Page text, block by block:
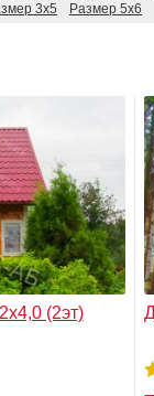
3х5 Размер 5х6
(2эт)